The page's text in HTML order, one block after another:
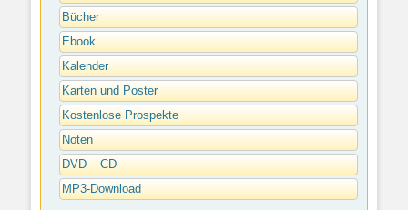
Bücher
Ebook
Kalender
Karten und Poster
Kostenlose Prospekte
Noten
DVD – CD
MP3-Download